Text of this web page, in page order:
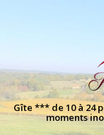
Gîte *** de 10 à 24
moments